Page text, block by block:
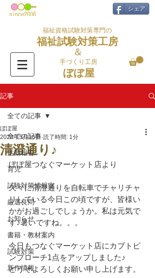
シェア
福祉資格試験対策専門の
福祉試験対策工房
＆
手づくり工房
ぼぼ屋
記事
全ての記事
活動報告
育児
試験対策情報室
厳選良問
お知らせ
書籍・教材案内
試験対策
新作情報
全ての記事
清澄通り♪
ぼぼ屋
2023年5月16日 読了時間: 1分
ぼぼ屋つなぐマーケット店より
久々に清澄通りを自転車でチャリチャ
リしている今日この頃ですが、皆様い
かがお過ごしでしょうか。私は元気で
す♪暑いですね。。。
今日もつなぐマーケット店にカブトピ
ンブローチ1点をアップしました♪
どうぞよろしくお願い申し上げます。